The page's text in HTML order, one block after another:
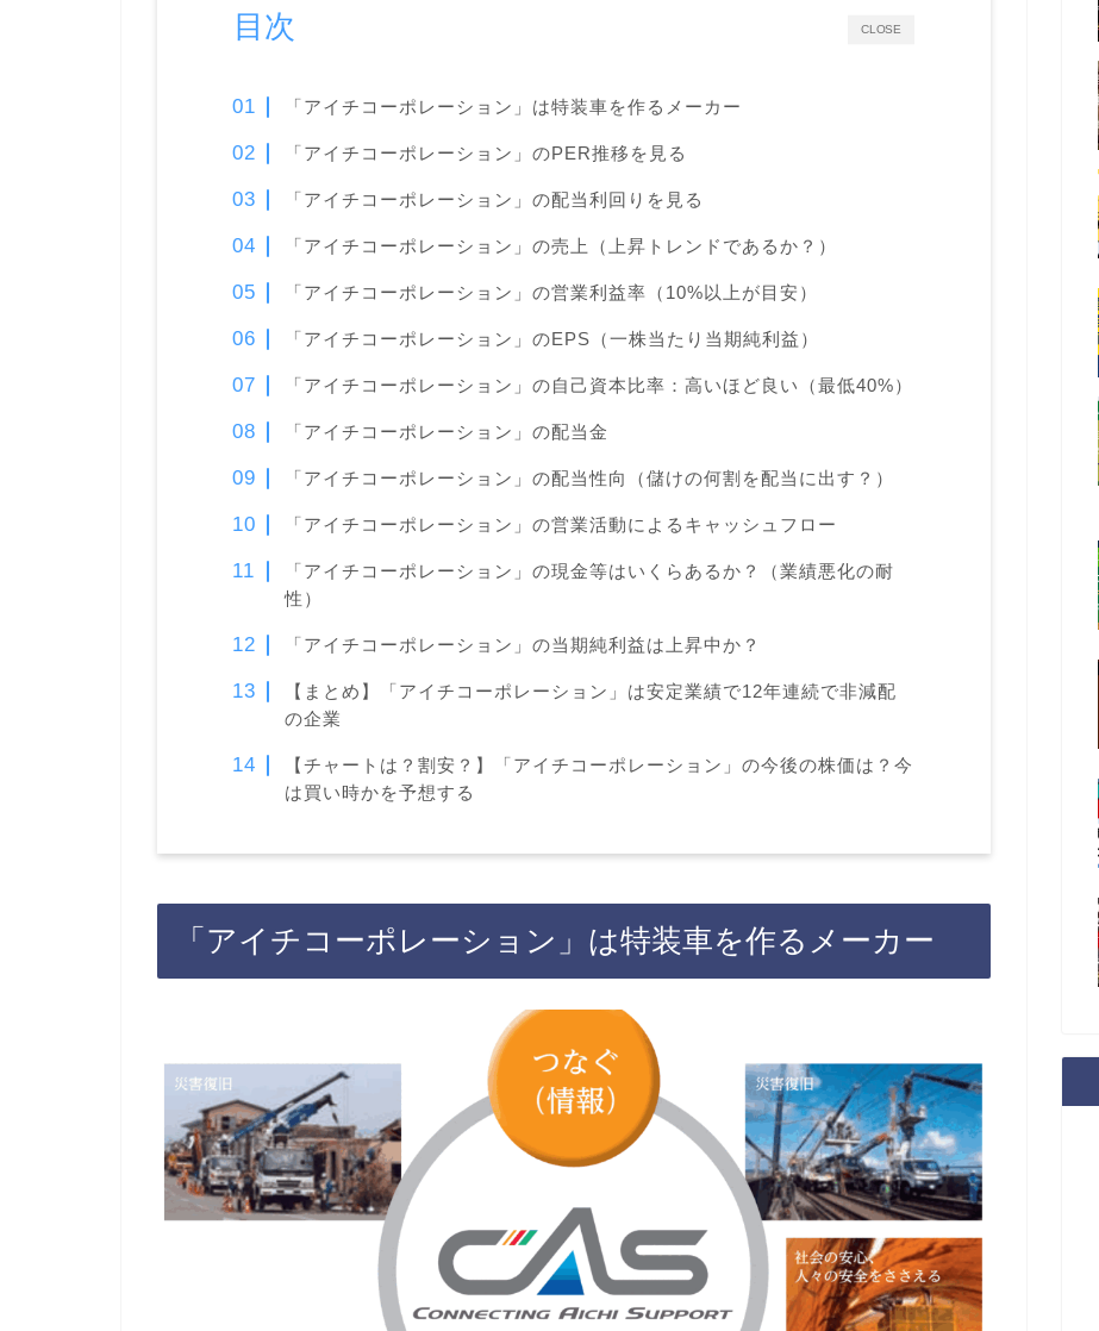
CLOSE
目次
「アイチコーポレーション」は特装車を作るメーカー
「アイチコーポレーション」のPER推移を見る
「アイチコーポレーション」の配当利回りを見る
「アイチコーポレーション」の売上（上昇トレンドであるか？）
「アイチコーポレーション」の営業利益率（10%以上が目安）
「アイチコーポレーション」のEPS（一株当たり当期純利益）
「アイチコーポレーション」の自己資本比率：高いほど良い（最低40%）
「アイチコーポレーション」の配当金
「アイチコーポレーション」の配当性向（儲けの何割を配当に出す？）
「アイチコーポレーション」の営業活動によるキャッシュフロー
「アイチコーポレーション」の現金等はいくらあるか？（業績悪化の耐
性）
「アイチコーポレーション」の当期純利益は上昇中か？
【まとめ】「アイチコーポレーション」は安定業績で12年連続で非減配
の企業
【チャートは？割安？】「アイチコーポレーション」の今後の株価は？今
は買い時かを予想する
「アイチコーポレーション」は特装車を作るメーカー